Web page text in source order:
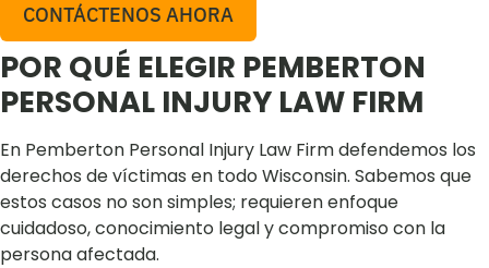
CONTÁCTENOS AHORA
POR QUÉ ELEGIR PEMBERTON
PERSONAL INJURY LAW FIRM
En Pemberton Personal Injury Law Firm defendemos los
derechos de víctimas en todo Wisconsin. Sabemos que
estos casos no son simples; requieren enfoque
cuidadoso, conocimiento legal y compromiso con la
persona afectada.